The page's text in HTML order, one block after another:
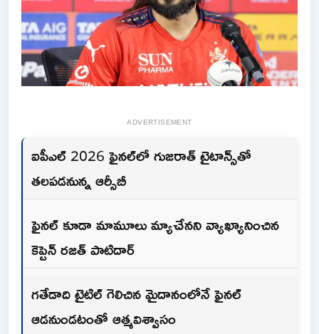
ADVERTISEMENT
ఐపీఎల్ 2026 ఫైనల్‌లో గుజరాత్ టైటాన్స్‌తో
తలపడనున్న ఆర్సీబీ
ఫైనల్ కూడా మామూలు మ్యాచేనని వ్యాఖ్యానించిన
కెప్టెన్ రజత్ పాటిదార్
గతేడాది టైటిల్ గెలిచిన మైదానంలోనే ఫైనల్
ఆడనుండటంతో ఆత్మవిశ్వాసం